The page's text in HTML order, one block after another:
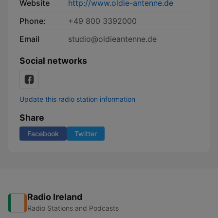
Website
http://www.oldie-antenne.de
Phone:
+49 800 3392000
Email
studio@oldieantenne.de
Social networks
Update this radio station information
Share
Facebook Twitter
Radio Ireland
Radio Stations and Podcasts